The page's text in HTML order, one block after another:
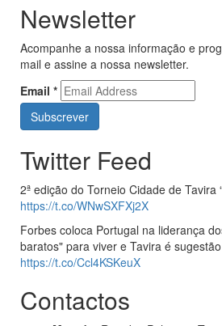
Newsletter
Acompanhe a nossa informação e
mail e assine a nossa newsletter.
Email *
Twitter Feed
2ª edição do Torneio Cidade de Tavira
https://t.co/WNwSXFXj2X
Forbes coloca Portugal na liderança
baratos" para viver e Tavira é sugestão
https://t.co/Ccl4KSKeuX
Contactos